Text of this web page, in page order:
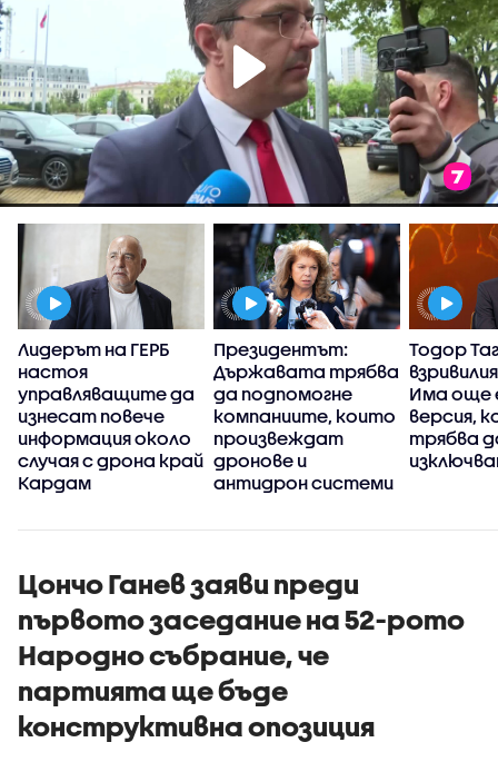
Лидерът на ГЕРБ
настоя
управляващите да
изнесат повече
информация около
случая с дрона край
Кардам
Президентът:
Държавата трябва
да подпомогне
компаниите, които
произвеждат
дронове и
антидрон системи
Тодор
Има още
версия,
трябва
Цончо Ганев заяви преди
първото заседание на 52-рото
Народно събрание, че
партията ще бъде
конструктивна опозиция